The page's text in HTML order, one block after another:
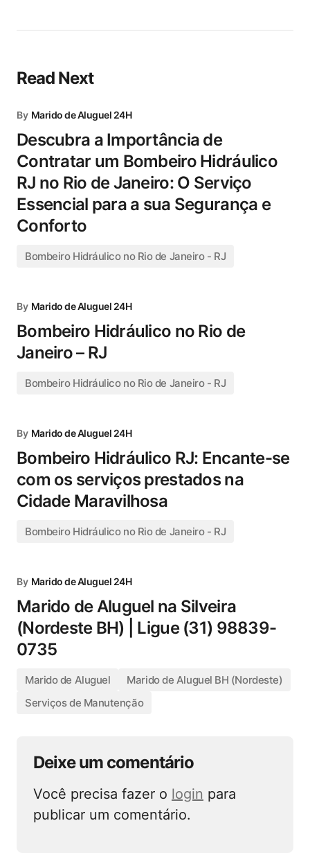
Read Next
By Marido de Aluguel 24H
Descubra a Importância de
Contratar um Bombeiro Hidráulico
RJ no Rio de Janeiro: O Serviço
Essencial para a sua Segurança e
Conforto
Bombeiro Hidráulico no Rio de Janeiro - RJ
By Marido de Aluguel 24H
Bombeiro Hidráulico no Rio de
Janeiro – RJ
Bombeiro Hidráulico no Rio de Janeiro - RJ
By Marido de Aluguel 24H
Bombeiro Hidráulico RJ: Encante-se
com os serviços prestados na
Cidade Maravilhosa
Bombeiro Hidráulico no Rio de Janeiro - RJ
By Marido de Aluguel 24H
Marido de Aluguel na Silveira
(Nordeste BH) | Ligue (31) 98839-
0735
Marido de Aluguel
Marido de Aluguel BH (Nordeste)
Serviços de Manutenção
Deixe um comentário
Você precisa fazer o login para
publicar um comentário.